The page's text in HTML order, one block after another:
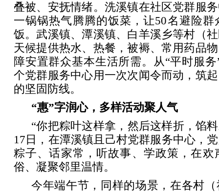
叠被、安抚情绪。洗溪镇在社区党群服
一锅锅热气腾腾的饭菜，让50名避险
饭。武溪镇、潭溪镇、白羊溪乡等村（
天候提供热水、热餐，被褥、常用药品
障安置群众基本生活所需。从“平时服务
个党群服务中心用一次次闻令而动，筑
的坚固防线。
“惠”字润心，多样活动聚人气
“你把粽叶这样拿，然后这样折，馅
17日，在潭溪镇且己村党群服务中心，
粽子、话家常，听故事、学政策，在欢
俗、凝聚邻里温情。
今年端午节，同样的场景，在各村